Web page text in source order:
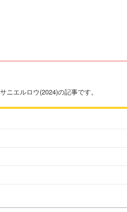
エルロウ(2024)の記事です。